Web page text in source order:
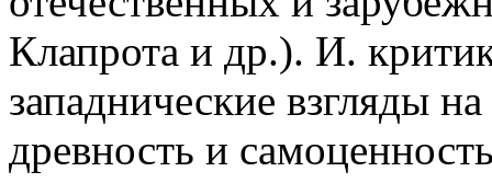
Клапрота и др.). И.
западнические взгляды
древность и